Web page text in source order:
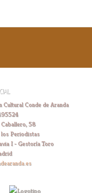
Cultural Conde de Aranda
58
los Periodistas
I - Gestoría Toro